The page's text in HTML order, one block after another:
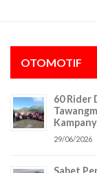
OTOMOTIF
60 Rider
29/06/2026
Sabet